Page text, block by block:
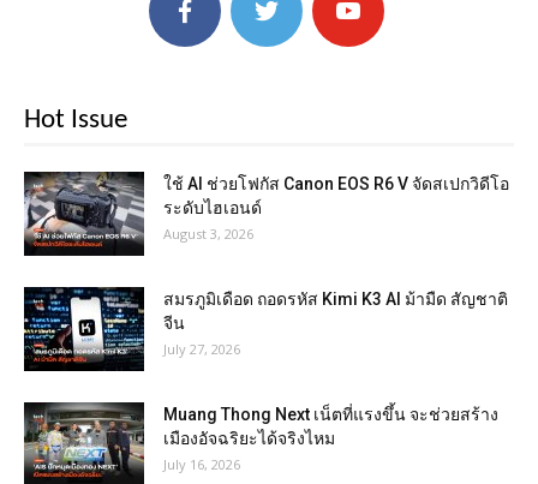
Hot Issue
ใช้ AI ช่วยโฟกัส Canon EOS R6 V จัดสเปกวิดีโอ
ระดับไฮเอนด์
August 3, 2026
สมรภูมิเดือด ถอดรหัส Kimi K3 AI ม้ามืด สัญชาติ
จีน
July 27, 2026
Muang Thong Next เน็ตที่แรงขึ้น จะช่วยสร้าง
เมืองอัจฉริยะได้จริงไหม
July 16, 2026